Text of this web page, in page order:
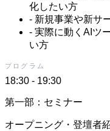
化したい方
- 新規事業や新サ
- 実際に動くAIツ
い方
プログラム
18:30 - 19:30
第一部：セミナー
オープニング・登壇者